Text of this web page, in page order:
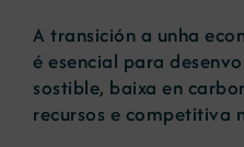
A transición a unha
é esencial para
sostible, baixa en
recursos e competitiva